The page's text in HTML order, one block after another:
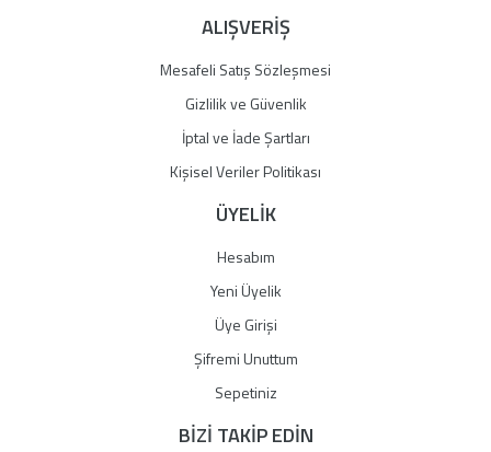
ALIŞVERİŞ
Mesafeli Satış Sözleşmesi
Gizlilik ve Güvenlik
İptal ve İade Şartları
Kişisel Veriler Politikası
ÜYELİK
Hesabım
Yeni Üyelik
Üye Girişi
Şifremi Unuttum
Sepetiniz
BİZİ TAKİP EDİN